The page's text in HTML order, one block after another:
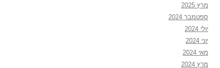
מרץ 2025
ספטמבר 2024
יולי 2024
יוני 2024
מאי 2024
מרץ 2024